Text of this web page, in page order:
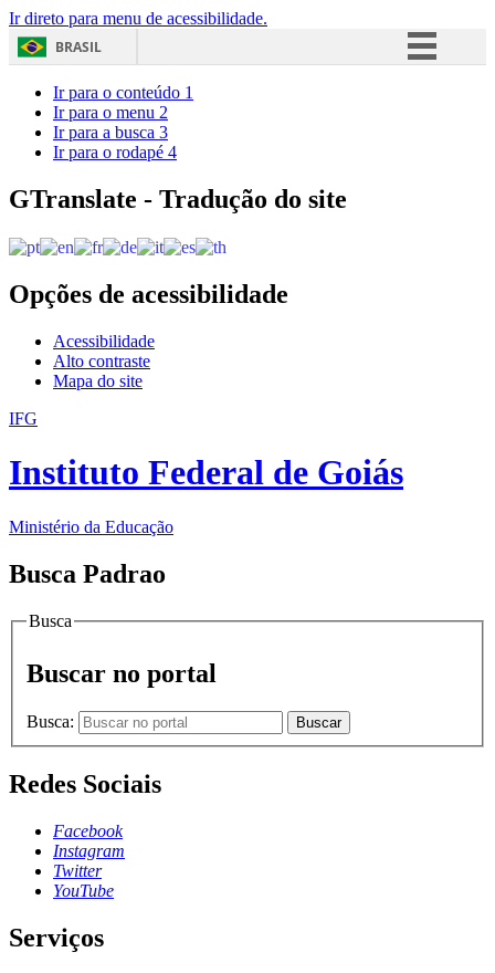
Ir direto para menu de acessibilidade.
BRASIL
Acesso à informação
Ir para o conteúdo 1
Ir para o menu 2
Ir para a busca 3
Ir para o rodapé 4
GTranslate - Tradução do site
Opções de acessibilidade
Acessibilidade
Alto contraste
Mapa do site
IFG
Instituto Federal de Goiás
Ministério da Educação
Busca Padrao
Busca
Buscar no portal
Busca: Buscar
Redes Sociais
Facebook
Instagram
Twitter
YouTube
Serviços